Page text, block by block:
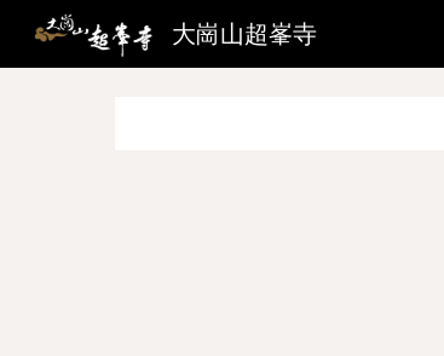
大崗山超峯寺